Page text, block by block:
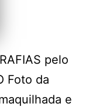
pelo
Foto da
e